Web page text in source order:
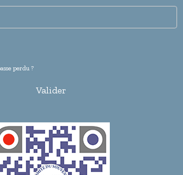
perdu ?
Valider